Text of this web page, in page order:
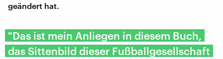
geändert hat.
"Das ist mein Anliegen in diesem Buch,
das Sittenbild dieser Fußballgesellschaft